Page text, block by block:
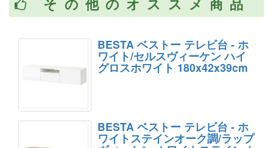
BESTA ベストー テレビ台 - ホ
ワイト/セルスヴィーケン ハイ
グロスホワイト 180x42x39cm
BESTA ベストー テレビ台 - ホ
ワイトステインオーク調/ラップ